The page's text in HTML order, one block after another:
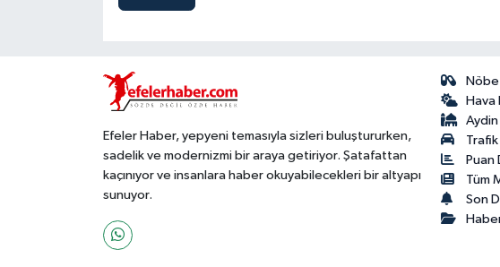
Efeler Haber, yepyeni temasıyla sizleri buluştururken,
sadelik ve modernizmi bir araya getiriyor. Şatafattan
kaçınıyor ve insanlara haber okuyabilecekleri bir altyapı
sunuyor.
Hava
Puan
Tüm
Son